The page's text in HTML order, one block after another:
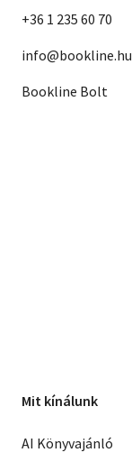
+36 1 235 60 70
info@bookline.hu
Bookline Bolt
Mit kínálunk
AI Könyvajánló